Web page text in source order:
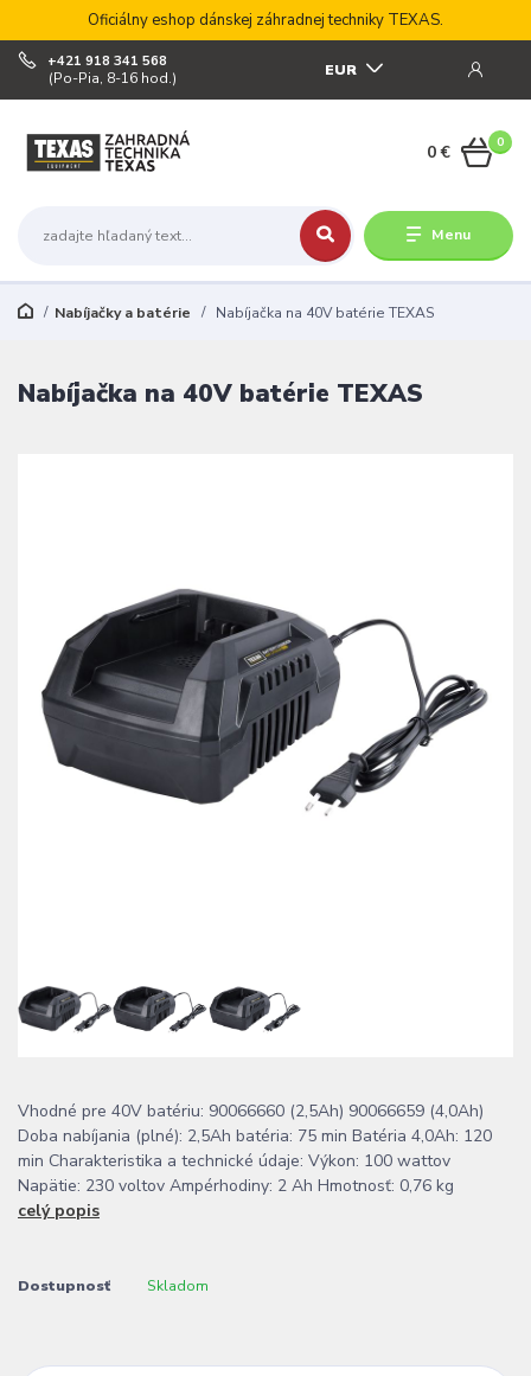
Oficiálny eshop dánskej záhradnej techniky TEXAS.
Menu
EUR
+421 918 341 568
(Po-Pia, 8-16 hod.)
0
0 €
Nabíjačky a batérie Nabíjačka na 40V batérie TEXAS
Nabíjačka na 40V batérie TEXAS
Vhodné pre 40V batériu: 90066660 (2,5Ah) 90066659 (4,0Ah)
Doba nabíjania (plné): 2,5Ah batéria: 75 min Batéria 4,0Ah: 120
min Charakteristika a technické údaje: Výkon: 100 wattov
Napätie: 230 voltov Ampérhodiny: 2 Ah Hmotnosť: 0,76 kg
celý popis
Dostupnosť Skladom